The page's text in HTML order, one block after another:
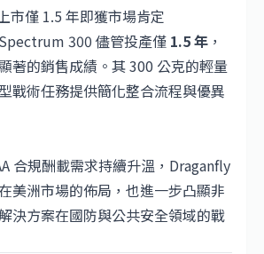
市僅 1.5 年即獲市場肯定
300 儘管投產僅 1.5 年 ，
著的銷售成績。其 300 公克的輕量
戰術任務提供簡化整合流程與優異
合規酬載需求持續升溫，Draganfly
美洲市場的佈局，也進一步凸顯非
決方案在國防與公共安全領域的戰